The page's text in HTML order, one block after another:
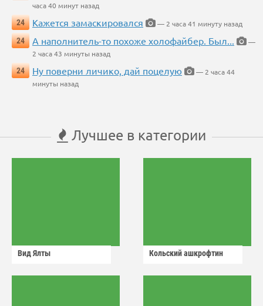
часа 40 минут назад
24
Кажется замаскировался
— 2 часа 41 минуту назад
24
А наполнитель-то похоже холофайбер. Был...
—
2 часа 43 минуты назад
24
Ну поверни личико, дай поцелую
— 2 часа 44
минуты назад
Лучшее в категории
Вид Ялты Кольский ашкрофтин